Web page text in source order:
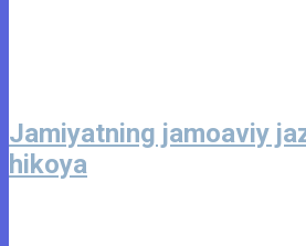
Jamiyatning jamoaviy
hikoya